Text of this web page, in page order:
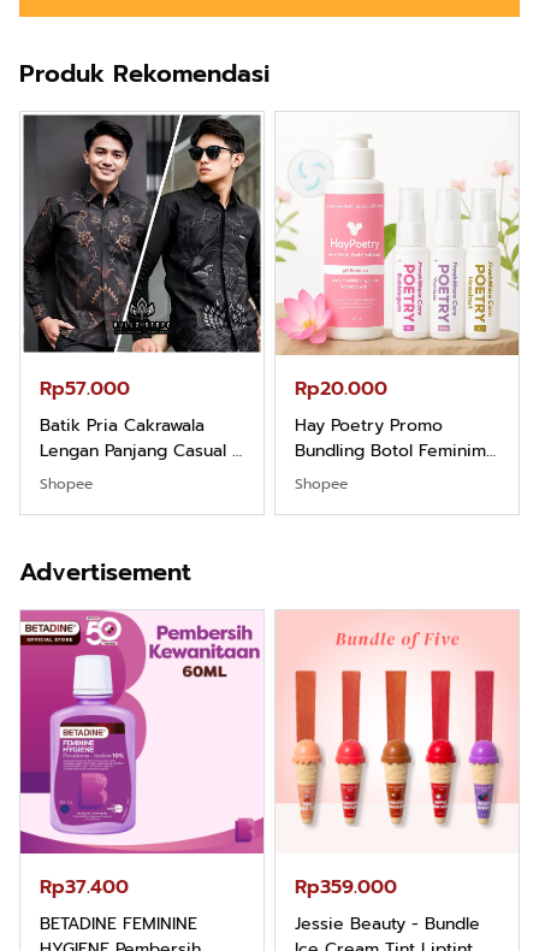
Produk Rekomendasi
Rp57.000
Batik Pria Cakrawala
Lengan Panjang Casual -
Kemeja Batik Pria
Santai Slimfit Formal
Shopee
Rp20.000
Hay Poetry Promo
Bundling Botol Feminim
Care Perawatan
Shopee
Advertisement
Rp37.400
BETADINE FEMININE
Rp359.000
Jessie Beauty - Bundle